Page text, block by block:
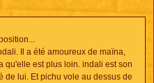
Il a été amoureux de maïna,
qu'elle est plus loin. indali est son
de lui. Et pichu vole au dessus de